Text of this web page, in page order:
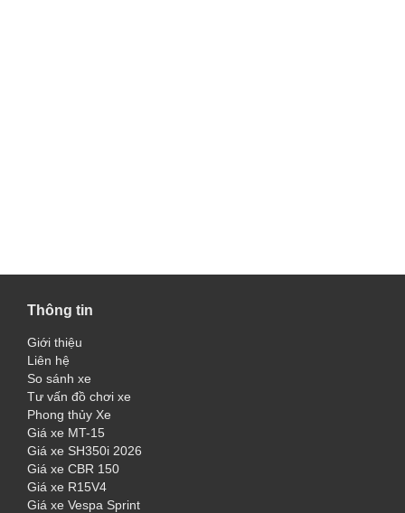
Thông tin
Giới thiệu
Liên hệ
So sánh xe
Tư vấn đồ chơi xe
Phong thủy Xe
Giá xe MT-15
Giá xe SH350i 2026
Giá xe CBR 150
Giá xe R15V4
Giá xe Vespa Sprint